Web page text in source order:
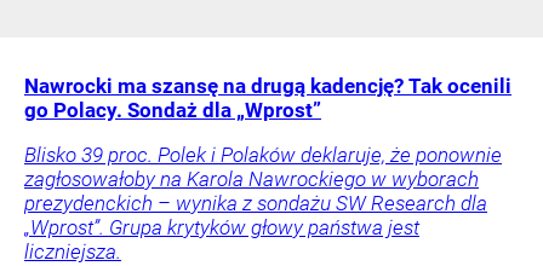
Nawrocki ma szansę na drugą kadencję? Tak ocenili
go Polacy. Sondaż dla „Wprost”
Blisko 39 proc. Polek i Polaków deklaruje, że ponownie
zagłosowałoby na Karola Nawrockiego w wyborach
prezydenckich – wynika z sondażu SW Research dla
„Wprost”. Grupa krytyków głowy państwa jest
liczniejsza.